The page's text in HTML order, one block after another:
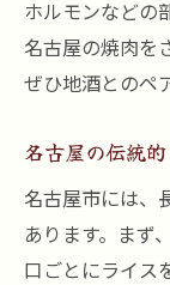
ホルモンなどの
名古屋の焼肉を
ぜひ地酒とのペ
名古屋の伝統
名古屋市には、
あります。まず
口ごとにライス